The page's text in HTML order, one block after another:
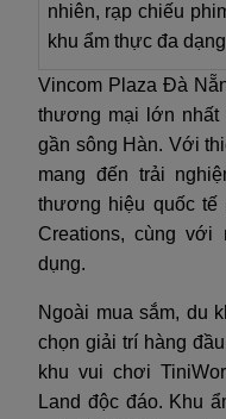
nhiên, rạp chiếu
khu ẩm thực đa dạng
Vincom Plaza Đà
thương mại lớn nhất
gần sông Hàn. Với
mang đến trải
thương hiệu quốc tế
Creations, cùng
dụng.
Ngoài mua sắm, du
chọn giải trí hàng
khu vui chơi
Land độc đáo. Khu